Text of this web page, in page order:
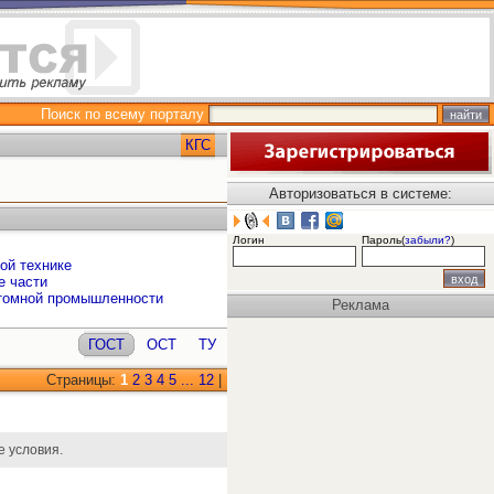
Поиск по всему порталу
КГС
технике
части
промышленности
ГОСТ ОСТ ТУ
Страницы: 1 2 3 4 5 ... 12
условия.
Авторизоваться в системе:
Логин Пароль(забыли?)
Реклама